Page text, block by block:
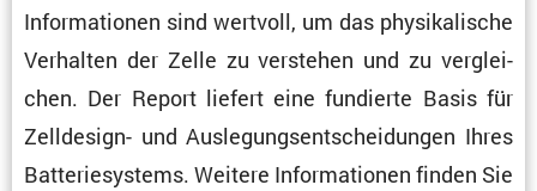
Infor­ma­tionen sind wertvoll, um das physi­ka­li­sche
Verhalten der Zelle zu verstehen und zu verglei­
chen. Der Report liefert eine fundierte Basis für
Zellde­sign- und Ausle­gungs­ent­schei­dungen Ihres
Batte­rie­sys­tems. Weitere Infor­ma­tionen finden Sie